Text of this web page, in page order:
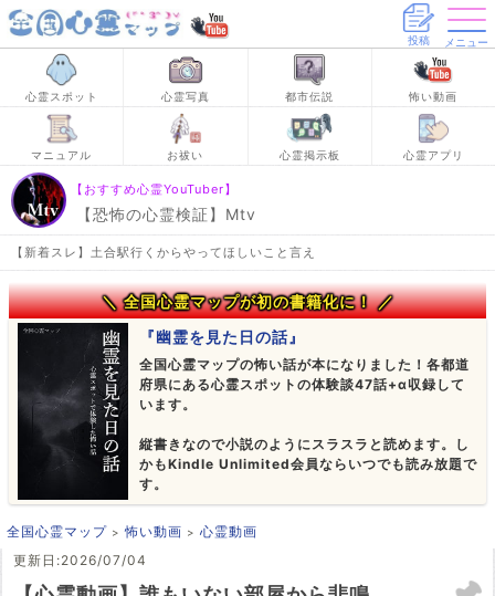
投稿 メニュー
心霊スポット 心霊写真 都市伝説 怖い動画
マニュアル お祓い 心霊掲示板 心霊アプリ
【おすすめ心霊YouTuber】
【恐怖の心霊検証】Mtv
【新着スレ】土合駅行くからやってほしいこと言え
＼ 全国心霊マップが初の書籍化に！ ／
『幽霊を見た日の話』
全国心霊マップの怖い話が本になりました！各都道
府県にある心霊スポットの体験談47話+α収録して
います。
縦書きなので小説のようにスラスラと読めます。し
かもKindle Unlimited会員ならいつでも読み放題で
す。
全国心霊マップ 怖い動画
心霊動画
更新日:2026/07/04